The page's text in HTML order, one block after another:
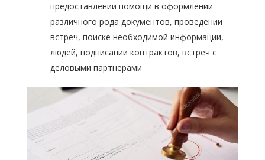
предоставлении помощи в оформлении
различного рода документов, проведении
встреч, поиске необходимой информации,
людей, подписании контрактов, встреч с
деловыми партнерами